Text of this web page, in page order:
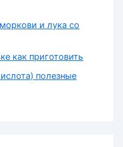
и лука со
как приготовить
полезные